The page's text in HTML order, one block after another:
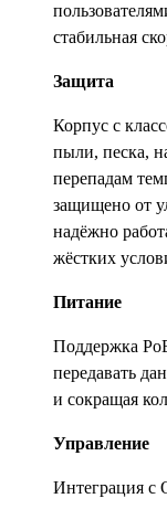
стабильная
Защита
Корпус с
пыли, песка,
перепадам
защищено от
надёжно
жёстких
Питание
Поддержка
передавать
и сокращая
Управление
Интеграция с